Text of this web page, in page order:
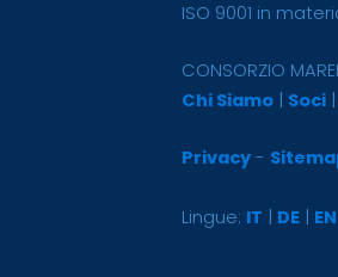
ISO 9001 in
CONSORZIO
Chi Siamo
Soci
Privacy -
Lingue: IT DE EN